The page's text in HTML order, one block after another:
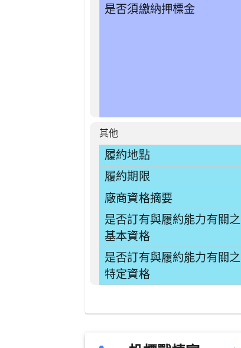
是否須繳納押標金
其他
履約地點
履約期限
廠商資格摘要
是否訂有與履約能力有關之
基本資格
是否訂有與履約能力有關之
特定資格